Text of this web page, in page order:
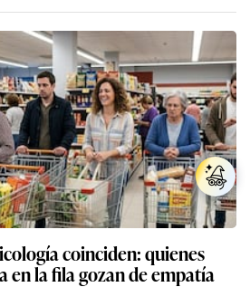
coinciden: quienes
en la fila gozan de empatía